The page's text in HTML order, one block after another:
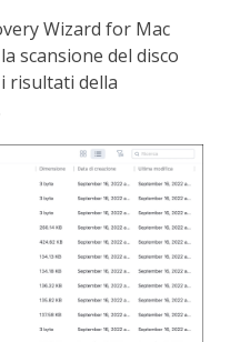
Wizard for Mac
scansione del disco
risultati della